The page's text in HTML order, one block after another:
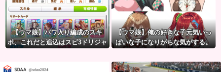
【ウマ娘】パワ入り編成のスキ
ポ、これだと追込はスピ3ドリジャ
【ウマ娘】俺の好きな子元気いっ
ぱいな子になりがちな気がする。